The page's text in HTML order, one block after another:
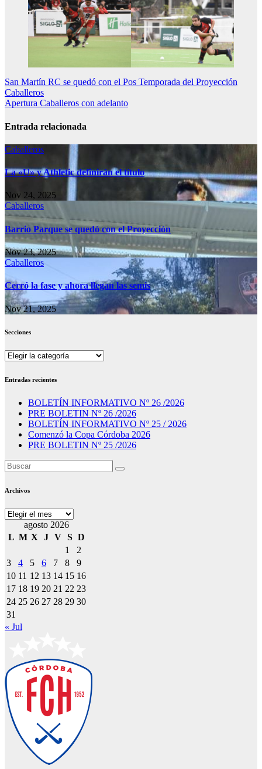
Navegación
de
San Martín RC se quedó con el Pos Temporada del Proyección
Caballeros
Apertura Caballeros con adelanto
Entrada relacionada
Caballeros
La «U» y Athletic definirán el título
Nov 24, 2025
Caballeros
Barrio Parque se quedó con el Proyección
Nov 23, 2025
Caballeros
Cerró la fase y ahora llegan las semis
Nov 21, 2025
Secciones
Secciones
Entradas recientes
BOLETÍN INFORMATIVO Nº 26 /2026
PRE BOLETIN Nº 26 /2026
BOLETÍN INFORMATIVO Nº 25 / 2026
Comenzó la Copa Córdoba 2026
PRE BOLETIN Nº 25 /2026
Archivos
Archivos
agosto 2026
L M X J V S D
1
2
3
4 5 6 7 8
9
10 11 12 13 14 15 16
17 18 19 20 21 22 23
24 25 26 27 28 29 30
31
« Jul